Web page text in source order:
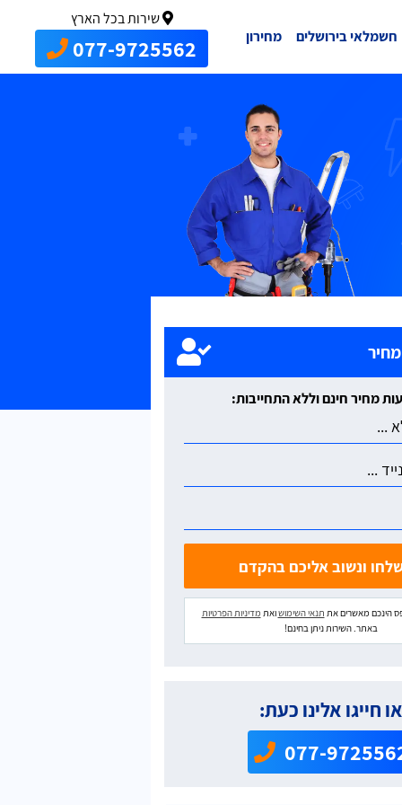
חשמלאי בירושלים מחירון
שירות בכל הארץ
077-9725562
הינכם מאשרים את תנאי השימושואת מדיניות הפרטיות
באתר. השירות ניתן בחינם!
או חייגו אלינו כעת:
077-